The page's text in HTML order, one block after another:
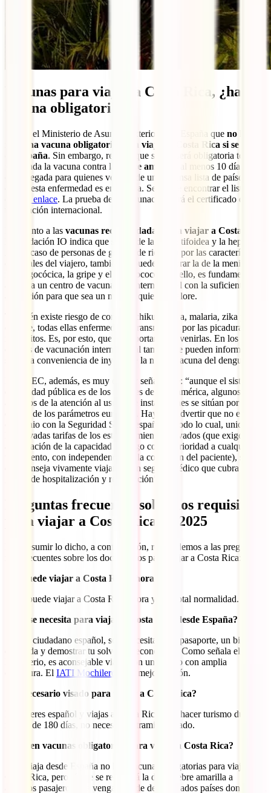
Vacunas para viajar a Costa Rica, ¿hay
alguna obligatoria?
Señala el Ministerio de Asuntos Exteriores de España que no hay
ninguna vacuna obligatoria para viajar a Costa Rica si se viene
de España. Sin embargo, recalca que sí que será obligatoria tener
inoculada la vacuna contra la
fiebre amarilla
al menos 10 días antes
de la llegada para quienes vengan de una extensa lista de países
donde esta enfermedad es endémica. Se puede encontrar el listado
este enlace. La prueba de la vacunación será el certificado de
vacunación internacional.
En cuanto a las vacunas recomendadas para viajar a Costa Rica
la Fundación IO indica que son la de la fiebre tifoidea y la hepatitis
A. En caso de personas de grupos de riesgo o por las características
especiales del viajero, también se pueden valorar la de la meningitis
meningocócica, la gripe y el neumococo. Por ello, es fundamental
acudir a un centro de vacunación internacional con la suficiente
antelación para que sea un médico quien lo valore.
También existe riesgo de contraer chikungunya, malaria, zika y
dengue, todas ellas enfermedades transmitidas por las picaduras de
mosquitos. Es, por esto, que es importante prevenirlas. En los
centros de vacunación internacional también te pueden informar
sobre la conveniencia de inyectarte la nueva vacuna del dengue.
El MAEC, además, es muy claro y señala que: “aunque el sistema
de sanidad pública es de los mejores de Iberoamérica, algunos
aspectos de la atención al usuario e instalaciones se sitúan por
debajo de los parámetros europeos. Hay que advertir que no existe
convenio con la Seguridad Social española. Todo lo cual, unido a
las elevadas tarifas de los establecimientos privados (que exigen la
acreditación de la capacidad de pago con anterioridad a cualquier
tratamiento, con independencia de la condición del paciente), se
desaconseja vivamente viajar sin un seguro médico que cubra los
gastos de hospitalización y repatriación”.
Preguntas frecuentes sobre los requisitos
para viajar a Costa Rica en 2025
Para resumir lo dicho, a continuación, respondemos a las preguntas
más frecuentes sobre los documentos para viajar a Costa Rica:
¿Se puede viajar a Costa Rica ahora?
Sí, se puede viajar a Costa Rica ahora y con total normalidad.
¿Qué se necesita para viajar a Costa Rica desde España?
Si eres ciudadano español, solo necesitarás tu pasaporte, un billete
de salida y demostrar tu solvencia económica. Como señala el
Ministerio, es aconsejable viajar con un seguro con amplia
cobertura. El IATI Mochilero
es la mejor opción.
¿Es necesario visado para viajar a Costa Rica?
No, si eres español y viajas a Costa Rica para hacer turismo durante
menos de 180 días, no necesitarás tramitar visado.
¿Existen vacunas obligatorias para viajar a Costa Rica?
Si se viaja desde España no hay vacunas obligatorias para viajar a
Costa Rica, pero sí que se requerirá la de la fiebre amarilla a
aquellos pasajeros que vengan desde determinados países donde esta